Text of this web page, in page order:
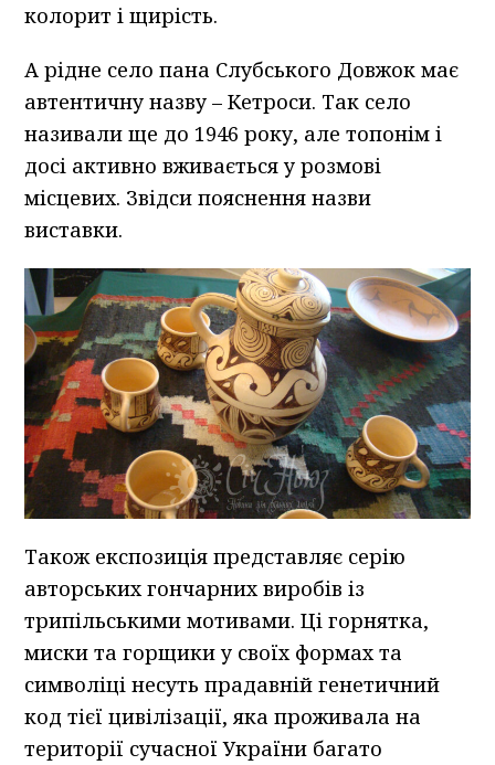
колорит і щирість.
А рідне село пана Слубського Довжок має
автентичну назву – Кетроси. Так село
називали ще до 1946 року, але топонім і
досі активно вживається у розмові
місцевих. Звідси пояснення назви
виставки.
Також експозиція представляє серію
авторських гончарних виробів із
трипільськими мотивами. Ці горнятка,
миски та горщики у своїх формах та
символіці несуть прадавній генетичний
код тієї цивілізації, яка проживала на
території сучасної України багато